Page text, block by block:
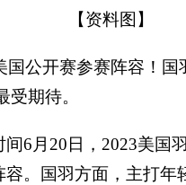
【资料图】
国公开赛参赛阵容！国
受期待。
间6月20日，2023美国
容。国羽方面，主打年